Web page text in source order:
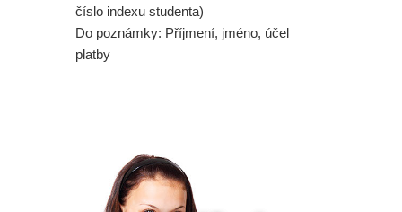
číslo indexu studenta)
Do poznámky: Příjmení, jméno, účel
platby